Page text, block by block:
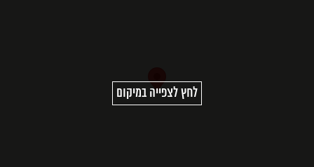
לחץ לצפייה במיקום